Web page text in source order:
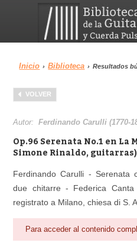
Menu
Biblioteca
Inicio › Biblioteca › Resultados
VOLVER
Autor:Ferdinando Carulli (1770-
Op.96 Serenata No.1 en La
Simone Rinaldo, guitarras)
Ferdinando Carulli - Serenata
due chitarre - Federica
registrato a Milano, chiesa di S.
Para acceder al contenido